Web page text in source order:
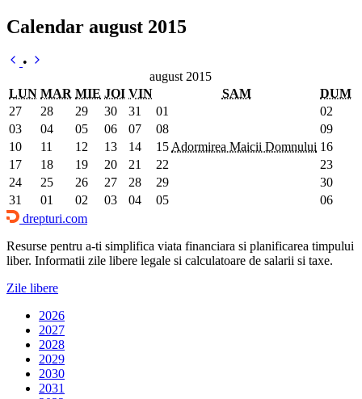
Calendar august 2015
•
august 2015
LUN MAR MIE JOI VIN SAM
DUM
27
28 29 30 31 01
02
03
04 05 06 07 08
09
10
11 12 13 14 15Adormirea Maicii Domnului 16
17
18 19 20 21 22
23
24
25 26 27 28 29
30
31
01 02 03 04 05
06
drepturi.com
Resurse pentru a-ti simplifica viata financiara si planificarea timpului
liber. Informatii zile libere legale si calculatoare de salarii si taxe.
Zile libere
2026
2027
2028
2029
2030
2031